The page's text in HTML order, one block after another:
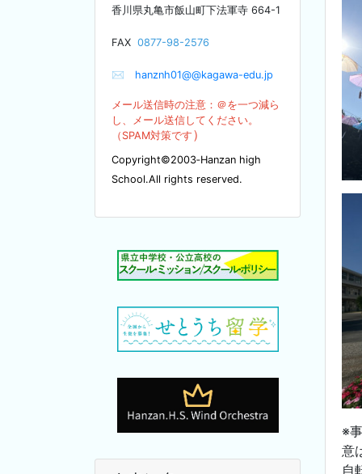
香川県丸亀市飯山町下法軍寺 664-1
FAX 0877-98-2576
✉ hanznh01@@kagawa-edu.jp
メール送信時の注意：＠を一つ減ら
し、メール送信してください。
（SPAM対策です ）
Copyright©2003‐Hanzan high
School.All rights reserved.
※
意
自